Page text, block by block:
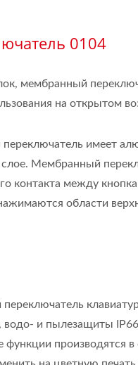
0104
мембранный
на открытом
имеет
Мембранный
контакта между
области
водо- и пылезащиты
функции производятся в